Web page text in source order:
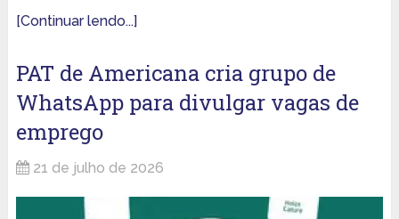
[Continuar lendo...]
PAT de Americana cria grupo de
WhatsApp para divulgar vagas de
emprego
21 de julho de 2026